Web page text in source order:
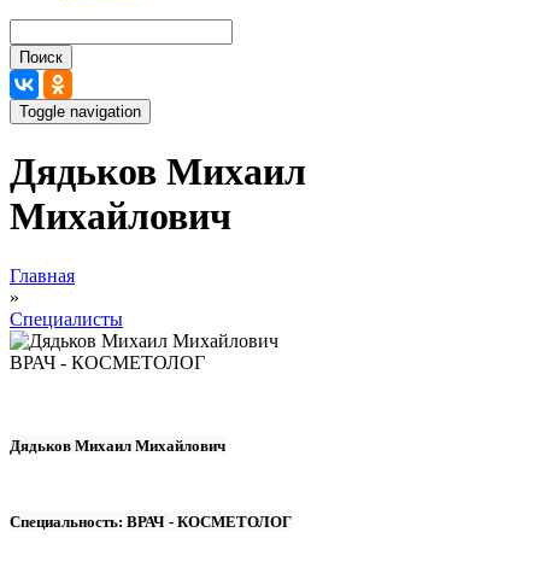
Поиск
Toggle navigation
Дядьков Михаил
Михайлович
Вы здесь
Главная
»
Специалисты
ВРАЧ - КОСМЕТОЛОГ
Дядьков Михаил Михайлович
Специальность: ВРАЧ - КОСМЕТОЛОГ